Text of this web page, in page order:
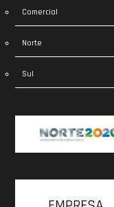
Comercial
Norte
Sul